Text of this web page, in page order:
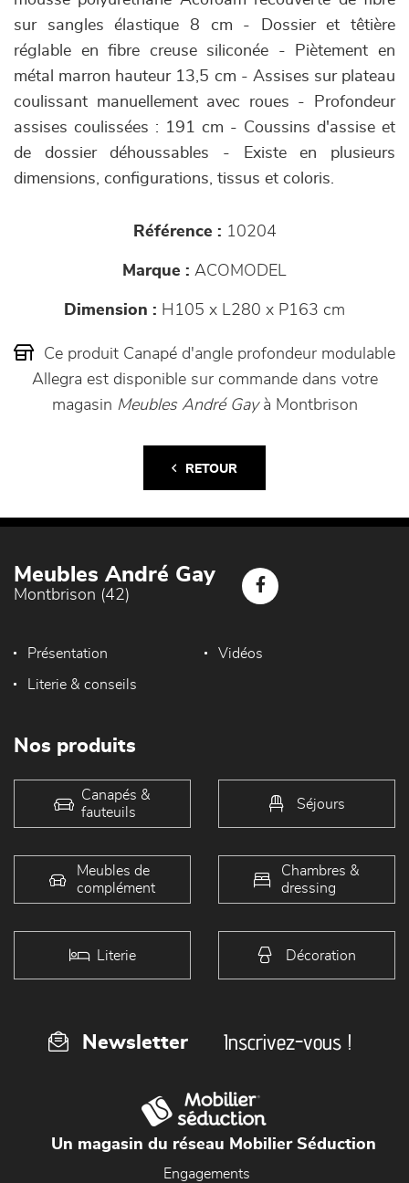
sur sangles élastique 8 cm - Dossier et têtière
réglable en fibre creuse siliconée - Piètement en
métal marron hauteur 13,5 cm - Assises sur plateau
coulissant manuellement avec roues - Profondeur
assises coulissées : 191 cm - Coussins d'assise et
de dossier déhoussables - Existe en plusieurs
dimensions, configurations, tissus et coloris.
Référence : 10204
Marque : ACOMODEL
Dimension : H105 x L280 x P163 cm
Ce produit Canapé d'angle profondeur modulable
Allegra est disponible sur commande dans votre
magasin Meubles André Gayà Montbrison
RETOUR
Meubles André Gay
Montbrison (42)
Présentation Vidéos
Literie & conseils
Nos produits
Canapés &
fauteuils
Séjours
Meubles de
complément
Chambres &
dressing
Literie Décoration
Newsletter Inscrivez-vous !
Un magasin du réseau Mobilier Séduction
Engagements